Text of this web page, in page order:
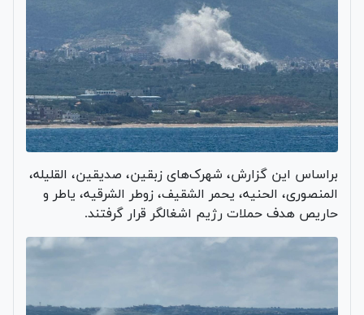
براساس این گزارش‌، شهرک‌های زبقین، صدیقین، القلیله،
المنصوری، الحنیه، یحمر الشقیف، زوطر الشرقیه، یاطر و
حاریص هدف حملات رژیم اشغالگر قرار گرفتند.